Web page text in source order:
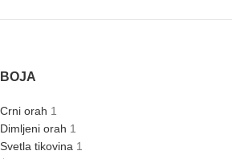
BOJA
Crni orah 1
Dimljeni orah 1
Svetla tikovina 1